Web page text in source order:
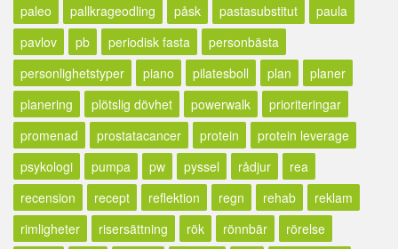
paleo
pallkrageodling påsk pastasubstitut
paula
pavlov
pb periodisk fasta
personbästa
personlighetstyper
piano pilatesboll plan
planer
planering
plötslig dövhet powerwalk
prioriteringar
promenad
prostatacancer protein
protein leverage
psykologi
pumpa pw pyssel rådjur
rea
recension
recept reflektion regn rehab
reklam
rimligheter
risersättning rök rönnbär
rörelse